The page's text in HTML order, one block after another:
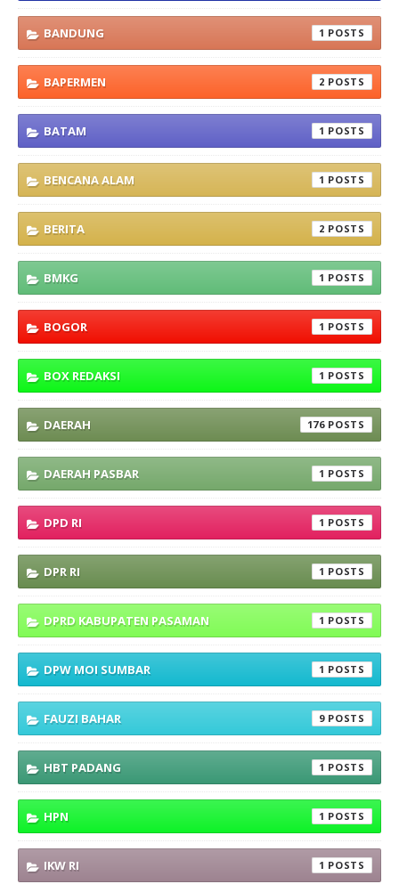
BANDUNG 1
BAPERMEN 2
BATAM 1
BENCANA ALAM 1
BERITA 2
BMKG 1
BOGOR 1
BOX REDAKSI 1
DAERAH 176
DAERAH PASBAR 1
DPD RI 1
DPR RI 1
DPRD KABUPATEN PASAMAN 1
DPW MOI SUMBAR 1
FAUZI BAHAR 9
HBT PADANG 1
HPN 1
IKW RI 1